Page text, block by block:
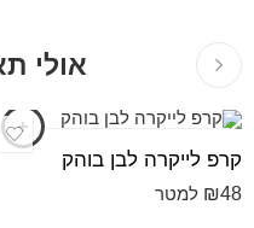
אולי
קרפ לייקרה לבן בוהק
₪48 למטר